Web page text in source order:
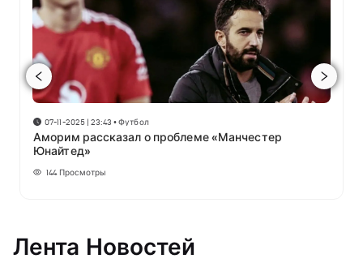
07-11-2025 | 23:43 •Футбол
Аморим рассказал о проблеме «Манчестер
Юнайтед»
144 Просмотры
Лента Новостей